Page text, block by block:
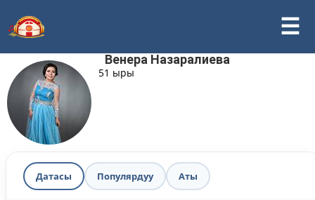
Венера Назаралиева
51 ыры
Датасы Популярдуу Аты